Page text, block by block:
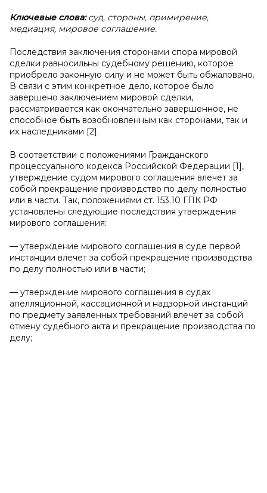
Ключевые слова:суд, стороны, примирение,
медиация, мировое соглашение.
Последствия заключения сторонами спора мировой
сделки равносильны судебному решению, которое
приобрело законную силу и не может быть обжаловано.
В связи с этим конкретное дело, которое было
завершено заключением мировой сделки,
рассматривается как окончательно завершенное, не
способное быть возобновленным как сторонами, так и
их наследниками [2].
В соответствии с положениями Гражданского
процессуального кодекса Российской Федерации [1],
утверждение судом мирового соглашения влечет за
собой прекращение производство по делу полностью
или в части. Так, положениями ст. 153.10 ГПК РФ
установлены следующие последствия утверждения
мирового соглашения:
— утверждение мирового соглашения в суде первой
инстанции влечет за собой прекращение производства
по делу полностью или в части;
— утверждение мирового соглашения в судах
апелляционной, кассационной и надзорной инстанций
по предмету заявленных требований влечет за собой
отмену судебного акта и прекращение производства по
делу;